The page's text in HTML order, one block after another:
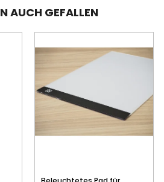
AUCH GEFALLEN